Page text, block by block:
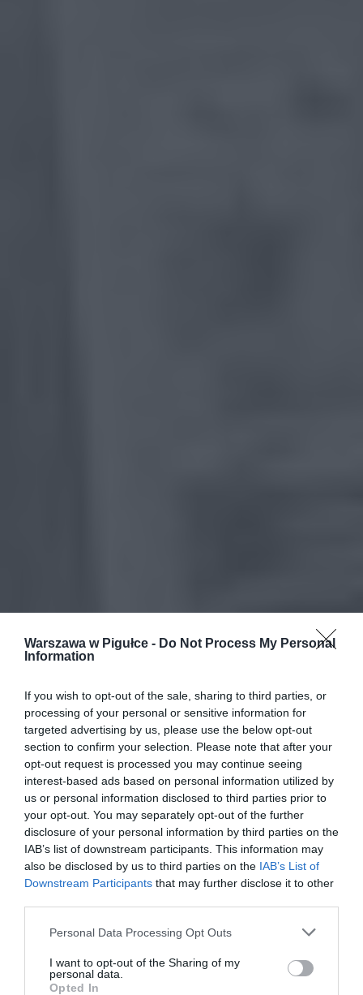
Warszawa w Pigułce - Do Not Process My Personal
Information
If you wish to opt-out of the sale, sharing to third parties, or
processing of your personal or sensitive information for
targeted advertising by us, please use the below opt-out
section to confirm your selection. Please note that after your
opt-out request is processed you may continue seeing
interest-based ads based on personal information utilized by
us or personal information disclosed to third parties prior to
your opt-out. You may separately opt-out of the further
disclosure of your personal information by third parties on the
IAB’s list of downstream participants. This information may
also be disclosed by us to third parties on the IAB’s List of
Downstream Participants that may further disclose it to other
Personal Data Processing Opt Outs
I want to opt-out of the Sharing of my
personal data.
Opted In